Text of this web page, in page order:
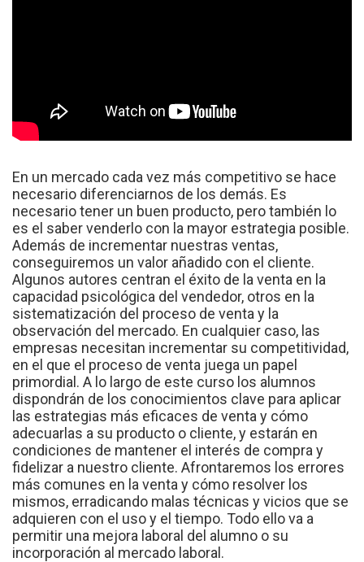
En un mercado cada vez más competitivo se hace
necesario diferenciarnos de los demás. Es
necesario tener un buen producto, pero también lo
es el saber venderlo con la mayor estrategia posible.
Además de incrementar nuestras ventas,
conseguiremos un valor añadido con el cliente.
Algunos autores centran el éxito de la venta en la
capacidad psicológica del vendedor, otros en la
sistematización del proceso de venta y la
observación del mercado. En cualquier caso, las
empresas necesitan incrementar su competitividad,
en el que el proceso de venta juega un papel
primordial. A lo largo de este curso los alumnos
dispondrán de los conocimientos clave para aplicar
las estrategias más eficaces de venta y cómo
adecuarlas a su producto o cliente, y estarán en
condiciones de mantener el interés de compra y
fidelizar a nuestro cliente. Afrontaremos los errores
más comunes en la venta y cómo resolver los
mismos, erradicando malas técnicas y vicios que se
adquieren con el uso y el tiempo. Todo ello va a
permitir una mejora laboral del alumno o su
incorporación al mercado laboral.